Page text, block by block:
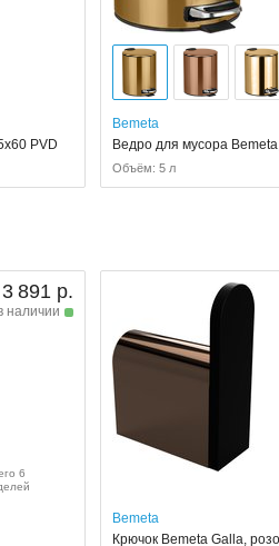
PVD
Bemeta
Ведро для мусора
Объём: 5 л
3 891 р.
наличии
6
Bemeta
Крючок Bemeta Galla,